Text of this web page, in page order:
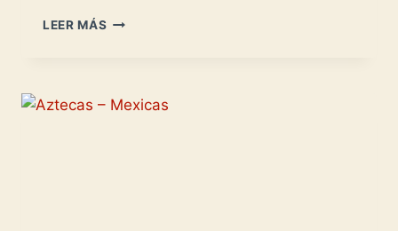
LEER MÁS CIUDAD
DE
LAS